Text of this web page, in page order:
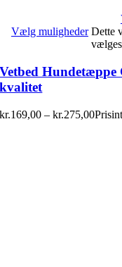
Vælg muligheder Dette
Vetbed Hundetæppe
kvalitet
kr.169,00 – kr.275,00